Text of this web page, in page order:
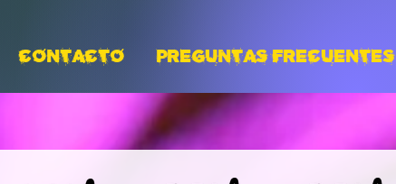
CONTACTO PREGUNTAS FRECUENTES